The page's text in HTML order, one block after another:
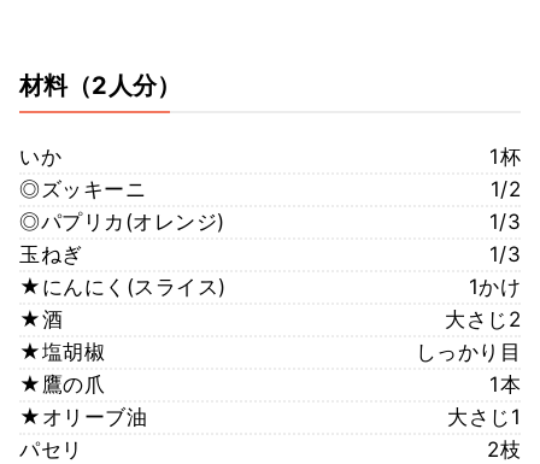
材料（2人分）
いか
1杯
◎ズッキーニ
1/2
◎パプリカ(オレンジ)
1/3
玉ねぎ
1/3
★にんにく(スライス)
1かけ
★酒
大さじ2
★塩胡椒
しっかり目
★鷹の爪
1本
★オリーブ油
大さじ1
パセリ
2枝